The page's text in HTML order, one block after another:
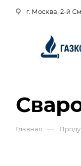
г. Москва, 2-й
Главная —